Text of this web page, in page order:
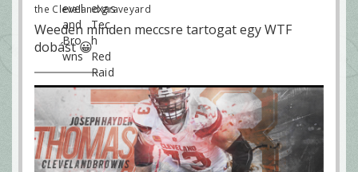
the Cleveland graveyard
Weeden minden meccsre tartogat egy WTF
dobást 😀